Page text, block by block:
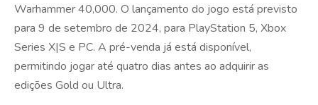
Warhammer 40,000. O lançamento do jogo está previsto
para 9 de setembro de 2024, para PlayStation 5, Xbox
Series X|S e PC. A pré-venda já está disponível,
permitindo jogar até quatro dias antes ao adquirir as
edições Gold ou Ultra.